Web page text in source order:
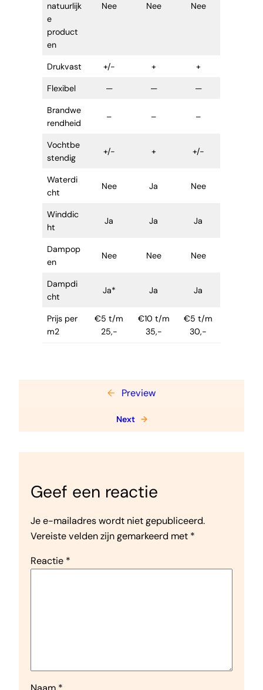
natuurlijk
e
product
en
Nee Nee Nee
Drukvast +/- + +
Flexibel — — —
Brandwe
rendheid
– – –
Vochtbe
stendig
+/- + +/-
Waterdi
cht
Nee Ja Nee
Winddic
ht
Ja Ja Ja
Dampop
en
Nee Nee Nee
Dampdi
cht
Ja* Ja Ja
Prijs per
m2
€5 t/m
25,-
€10 t/m
35,-
€5 t/m
30,-
← Preview
Next →
Geef een reactie
Je e-mailadres wordt niet gepubliceerd.
Vereiste velden zijn gemarkeerd met *
Reactie *